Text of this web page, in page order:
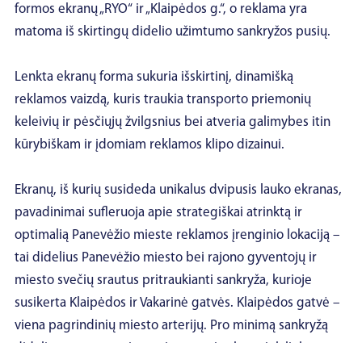
formos ekranų „RYO“ ir „Klaipėdos g.“, o reklama yra
matoma iš skirtingų didelio užimtumo sankryžos pusių.
Lenkta ekranų forma sukuria išskirtinį, dinamišką
reklamos vaizdą, kuris traukia transporto priemonių
keleivių ir pėsčiųjų žvilgsnius bei atveria galimybes itin
kūrybiškam ir įdomiam reklamos klipo dizainui.
Ekranų, iš kurių susideda unikalus dvipusis lauko ekranas,
pavadinimai sufleruoja apie strategiškai atrinktą ir
optimalią Panevėžio mieste reklamos įrenginio lokaciją –
tai didelius Panevėžio miesto bei rajono gyventojų ir
miesto svečių srautus pritraukianti sankryža, kurioje
susikerta Klaipėdos ir Vakarinė gatvės. Klaipėdos gatvė –
viena pagrindinių miesto arterijų. Pro minimą sankryžą